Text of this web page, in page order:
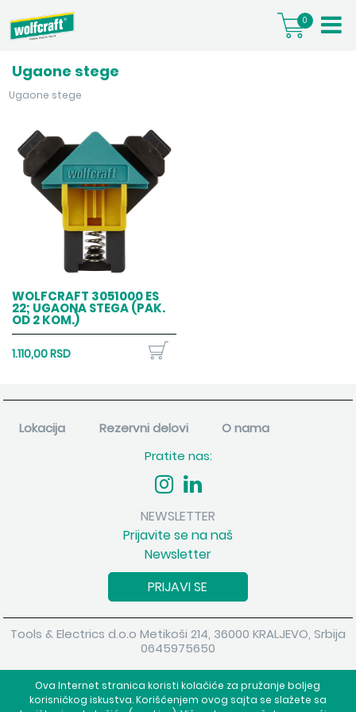
Ova Internet stranica koristi kolačiće za pružanje boljeg
korisničkog iskustva. Korišćenjem ovog sajta se slažete sa
0
Ugaone stege
Ugaone stege
WOLFCRAFT 3051000 ES
22; UGAONA STEGA (PAK.
OD 2 KOM.)
1.110,00 RSD
Lokacija Rezervni delovi
O nama
Pratite nas:
NEWSLETTER
Prijavite se na naš
Newsletter
PRIJAVI SE
Tools & Electrics d.o.o Metikoši 214, 36000 KRALJEVO, Srbija
0645975650
Powered byshopen.com